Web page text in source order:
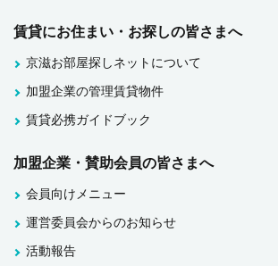
賃貸にお住まい・お探しの皆さまへ
京滋お部屋探しネットについて
加盟企業の管理賃貸物件
賃貸必携ガイドブック
加盟企業・賛助会員の皆さまへ
会員向けメニュー
運営委員会からのお知らせ
活動報告